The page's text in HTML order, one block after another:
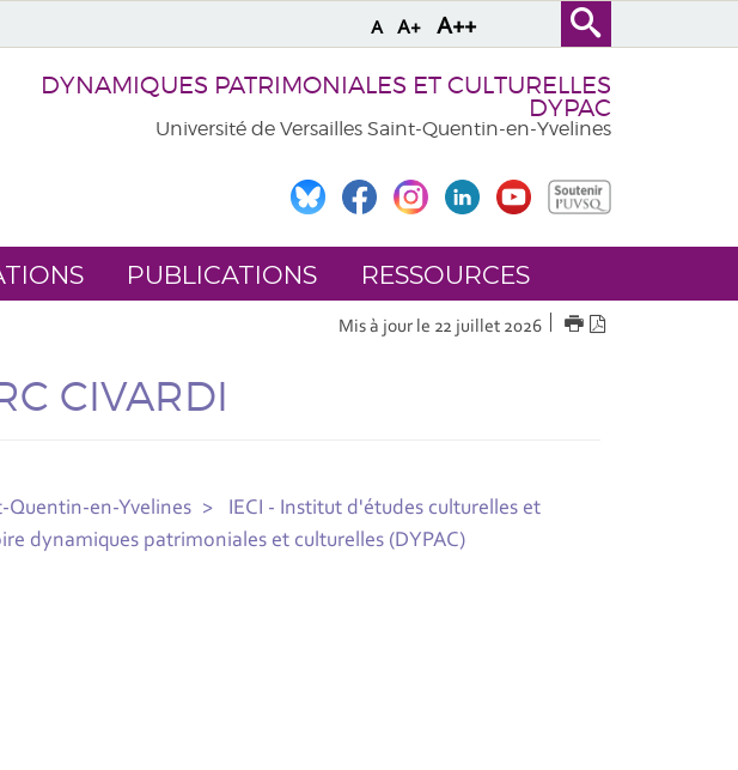
A A+ A++
DYNAMIQUES PATRIMONIALES ET CULTURELLES
DYPAC
Université de Versailles Saint-Quentin-en-Yvelines
PUBLICATIONS RESSOURCES
Mis à jour le 22 juillet 2026 IMPRIMER
CIVARDI
Quentin-en-Yvelines
IECI - Institut d'études culturelles et
dynamiques patrimoniales et culturelles (DYPAC)